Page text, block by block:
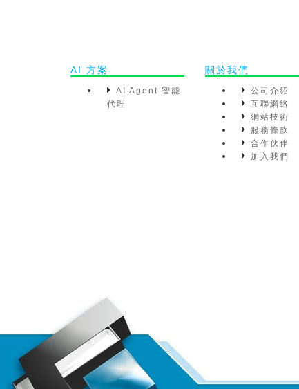
AI 方案
AI Agent 智能
代理
關於我們
公司介紹
互聯網絡
網站技術
服務條款
合作伙伴
加入我們